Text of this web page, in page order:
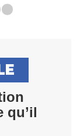
qu’il